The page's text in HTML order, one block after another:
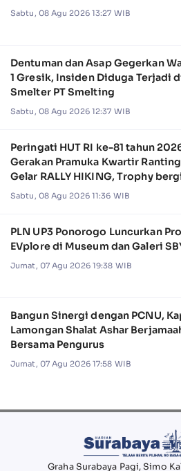
Sabtu, 08 Agu 2026 13:27 WIB
Dentuman dan Asap Gegerkan
1 Gresik, Insiden Diduga Terjadi
Smelter PT Smelting
Sabtu, 08 Agu 2026 12:37 WIB
Peringati HUT RI ke-81 tahun
Gerakan Pramuka Kwartir
Gelar RALLY HIKING, Trophy
Camat Jabon
Sabtu, 08 Agu 2026 11:36 WIB
PLN UP3 Ponorogo Luncurkan
EVplore di Museum dan Galeri
Jumat, 07 Agu 2026 19:38 WIB
Bangun Sinergi dengan PCNU,
Lamongan Shalat Ashar
Bersama Pengurus
Jumat, 07 Agu 2026 17:58 WIB
Graha Surabaya Pagi, Simo